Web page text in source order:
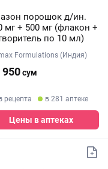
порошок д/ин.
мг + 500 мг (флакон +
по 10 мл)
Formulations (Индия)
950сум
рецепта в 281 аптеке
Цены в аптеках